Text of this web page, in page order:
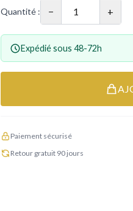
Quantité : − +
Expédié sous 48-72h
Paiement sécurisé
Retour gratuit 90 jours